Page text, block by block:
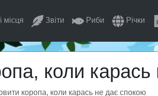
місця Звіти Риби Річки
коли
коропа, коли карась не дає спокою